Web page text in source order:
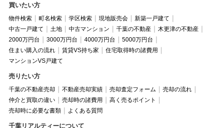
買いたい方
物件検索 町名検索 学区検索 現地販売会
新築一戸建て
中古一戸建て
土地 中古マンション 千葉の不動産
木更津の不動産
2000万円台
3000万円台 4000万円台
5000万円台
住まい購入の流れ
賃貸VS持ち家
住宅取得時の諸費用
マンションVS戸建て
売りたい方
千葉の不動産売却 不動産売却実績 売却査定フォーム
売却の流れ
仲介と買取の違い
売却時の諸費用
高く売るポイント
売却時に必要な書類
よくある質問
千葉リアルティーについて